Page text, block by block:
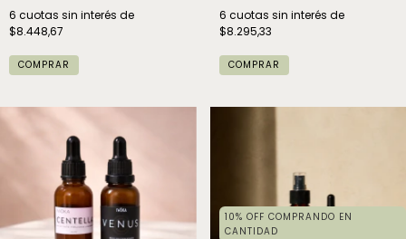
6 cuotas sin interés de
$8.448,67
COMPRAR
6 cuotas sin interés de
$8.295,33
COMPRAR
10% OFF COMPRANDO EN
CANTIDAD